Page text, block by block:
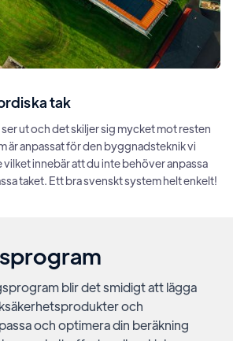
tak
ut och det skiljer sig mycket mot resten
är anpassat för den byggnadsteknik vi
vilket innebär att du inte behöver anpassa
taket. Ett bra svenskt system helt enkelt!
blir det smidigt att lägga
och
och optimera din beräkning